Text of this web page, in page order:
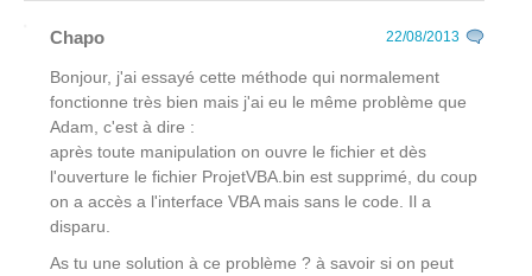
Chapo 22/08/2013
Bonjour, j'ai essayé cette méthode qui normalement
fonctionne très bien mais j'ai eu le même problème que
Adam, c'est à dire :
après toute manipulation on ouvre le fichier et dès
l'ouverture le fichier ProjetVBA.bin est supprimé, du coup
on a accès a l'interface VBA mais sans le code. Il a
disparu.
As tu une solution à ce problème ? à savoir si on peut